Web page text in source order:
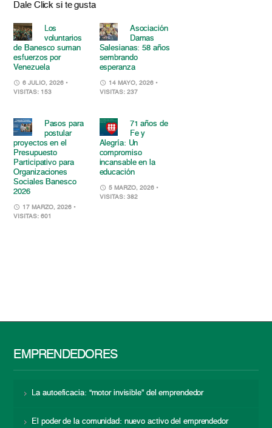
Dale Click si te gusta
Los
voluntarios
de Banesco suman
esfuerzos por
Venezuela
6 JULIO, 2026 •
VISITAS: 153
Asociación
Damas
Salesianas: 58 años
sembrando
esperanza
14 MAYO, 2026 •
VISITAS: 237
Pasos para
postular
proyectos en el
Presupuesto
Participativo para
Organizaciones
Sociales Banesco
2026
17 MARZO, 2026 •
VISITAS: 601
71 años de
Fe y
Alegría: Un
compromiso
incansable en la
educación
5 MARZO, 2026 •
VISITAS: 382
EMPRENDEDORES
La autoeficacia: “motor invisible” del emprendedor
El poder de la comunidad: nuevo activo del emprendedor